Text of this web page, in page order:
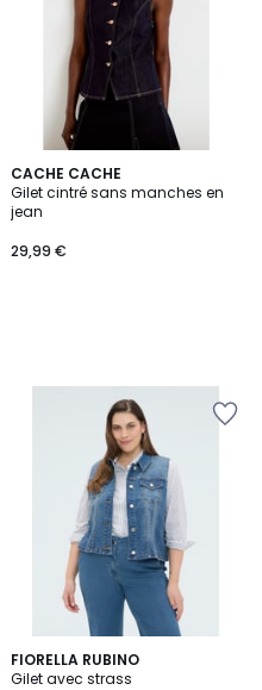
CACHE CACHE
Gilet cintré sans manches en
jean
29,99 €
FIORELLA RUBINO
Gilet avec strass